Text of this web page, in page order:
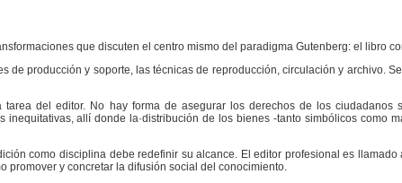
que discuten el centro mismo del paradigma Gutenberg: el libro
de producción y soporte, las técnicas de reproducción, circulación y archivo.
del editor. No hay forma de asegurar los derechos de los ciudadanos
allí donde la·distribución de los bienes -tanto simbólicos como
como disciplina debe redefinir su alcance. El editor profesional es llamado
promover y concretar la difusión social del conocimiento.